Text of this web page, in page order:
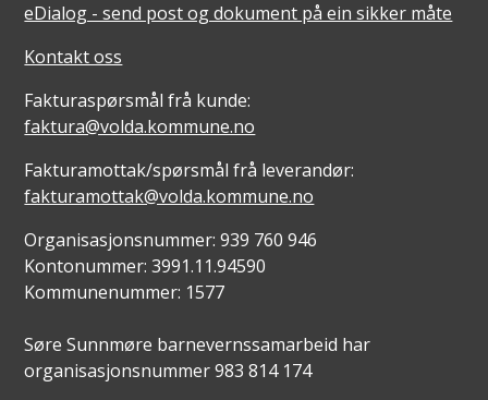
eDialog - send post og dokument på ein sikker måte
Kontakt oss
Fakturaspørsmål frå kunde:
faktura@volda.kommune.no
Fakturamottak/spørsmål frå leverandør:
fakturamottak@volda.kommune.no
Organisasjonsnummer: 939 760 946
Kontonummer: 3991.11.94590
Kommunenummer: 1577
Søre Sunnmøre barnevernssamarbeid har
organisasjonsnummer 983 814 174